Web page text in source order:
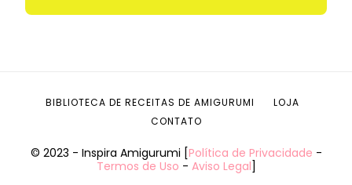
© 2023 - Inspira Amigurumi [Política de Privacidade -
Termos de Uso - Aviso Legal]
BIBLIOTECA DE RECEITAS DE AMIGURUMI
LOJA
CONTATO